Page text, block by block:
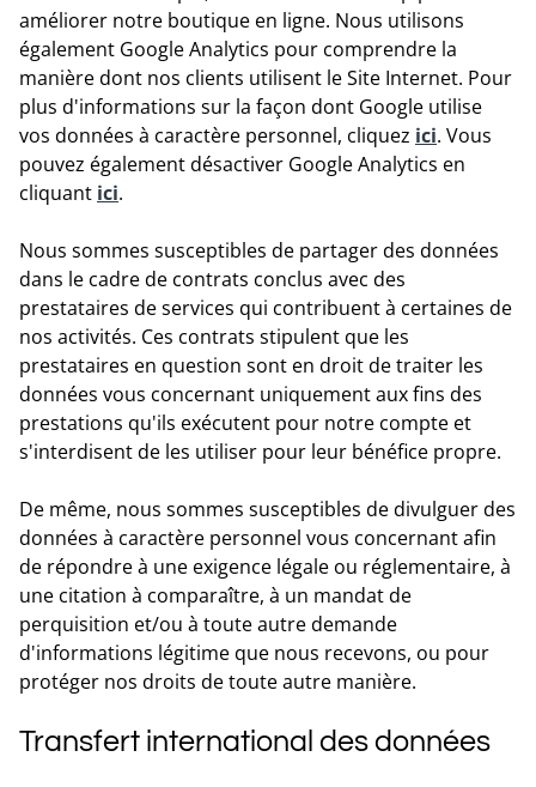
améliorer notre boutique en ligne. Nous utilisons
également Google Analytics pour comprendre la
manière dont nos clients utilisent le Site Internet. Pour
plus d'informations sur la façon dont Google utilise
vos données à caractère personnel, cliquez ici. Vous
pouvez également désactiver Google Analytics en
cliquant ici.
Nous sommes susceptibles de partager des données
dans le cadre de contrats conclus avec des
prestataires de services qui contribuent à certaines de
nos activités. Ces contrats stipulent que les
prestataires en question sont en droit de traiter les
données vous concernant uniquement aux fins des
prestations qu'ils exécutent pour notre compte et
s'interdisent de les utiliser pour leur bénéfice propre.
De même, nous sommes susceptibles de divulguer des
données à caractère personnel vous concernant afin
de répondre à une exigence légale ou réglementaire, à
une citation à comparaître, à un mandat de
perquisition et/ou à toute autre demande
d'informations légitime que nous recevons, ou pour
protéger nos droits de toute autre manière.
Transfert international des données